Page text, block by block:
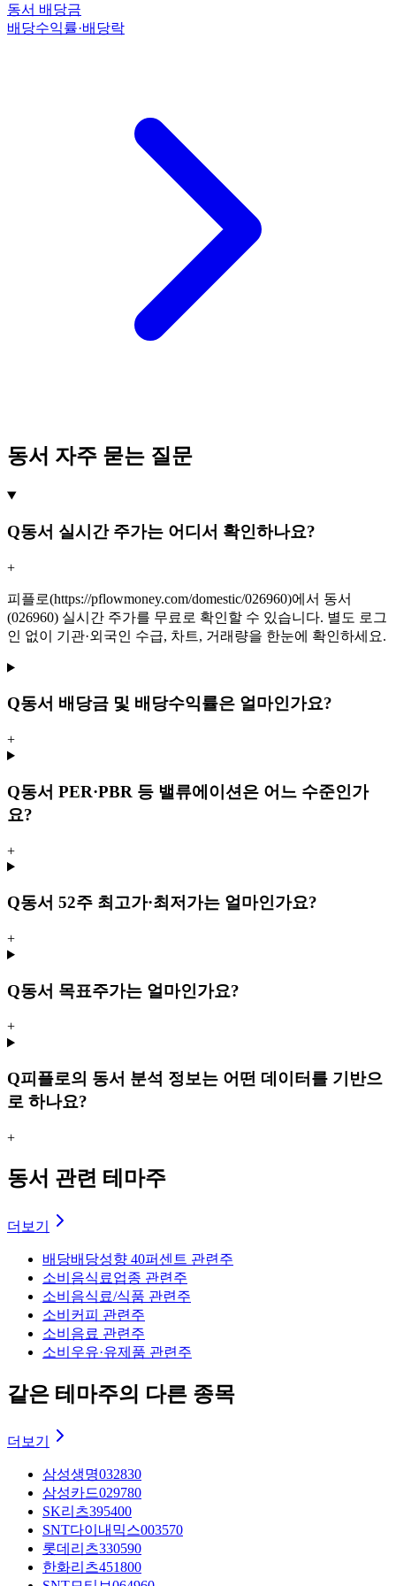
동서 배당금
배당수익률·배당락
동서 자주 묻는 질문
Q동서 실시간 주가는 어디서 확인하나요?
+
피플로(https://pflowmoney.com/domestic/026960)에서 동서
(026960) 실시간 주가를 무료로 확인할 수 있습니다. 별도 로그
인 없이 기관·외국인 수급, 차트, 거래량을 한눈에 확인하세요.
Q동서 배당금 및 배당수익률은 얼마인가요?
+
Q동서 PER·PBR 등 밸류에이션은 어느 수준인가
요?
+
Q동서 52주 최고가·최저가는 얼마인가요?
+
Q동서 목표주가는 얼마인가요?
+
Q피플로의 동서 분석 정보는 어떤 데이터를 기반으
로 하나요?
+
동서 관련 테마주
더보기
배당배당성향 40퍼센트 관련주
소비 음식료업종 관련주
소비 음식료/식품 관련주
소비 커피 관련주
소비 음료 관련주
소비 우유·유제품 관련주
같은 테마주의 다른 종목
더보기
삼성생명032830
삼성카드029780
SK리츠395400
SNT다이내믹스003570
롯데리츠330590
한화리츠451800